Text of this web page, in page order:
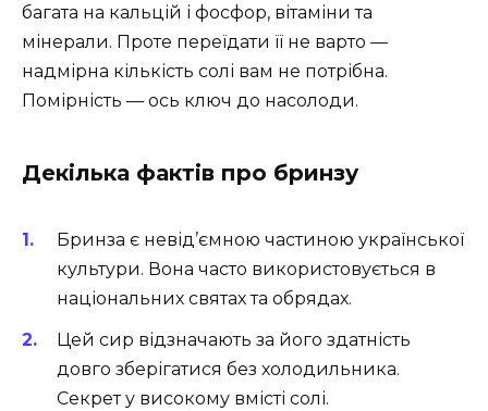
багата на кальцій і фосфор, вітаміни та
мінерали. Проте переїдати її не варто —
надмірна кількість солі вам не потрібна.
Помірність — ось ключ до насолоди.
Декілька фактів про бринзу
Бринза є невід’ємною частиною української
культури. Вона часто використовується в
національних святах та обрядах.
Цей сир відзначають за його здатність
довго зберігатися без холодильника.
Секрет у високому вмісті солі.